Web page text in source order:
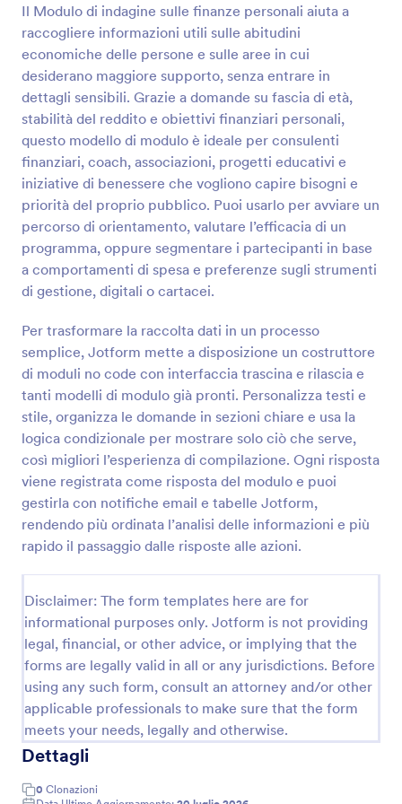
Il Modulo di indagine sulle finanze personali aiuta a
raccogliere informazioni utili sulle abitudini
economiche delle persone e sulle aree in cui
desiderano maggiore supporto, senza entrare in
dettagli sensibili. Grazie a domande su fascia di età,
stabilità del reddito e obiettivi finanziari personali,
questo modello di modulo è ideale per consulenti
finanziari, coach, associazioni, progetti educativi e
iniziative di benessere che vogliono capire bisogni e
priorità del proprio pubblico. Puoi usarlo per avviare un
percorso di orientamento, valutare l’efficacia di un
programma, oppure segmentare i partecipanti in base
a comportamenti di spesa e preferenze sugli strumenti
di gestione, digitali o cartacei.
Per trasformare la raccolta dati in un processo
semplice, Jotform mette a disposizione un costruttore
di moduli no code con interfaccia trascina e rilascia e
tanti modelli di modulo già pronti. Personalizza testi e
stile, organizza le domande in sezioni chiare e usa la
logica condizionale per mostrare solo ciò che serve,
così migliori l’esperienza di compilazione. Ogni risposta
viene registrata come risposta del modulo e puoi
gestirla con notifiche email e tabelle Jotform,
rendendo più ordinata l’analisi delle informazioni e più
rapido il passaggio dalle risposte alle azioni.
Disclaimer: The form templates here are for
informational purposes only. Jotform is not providing
legal, financial, or other advice, or implying that the
forms are legally valid in all or any jurisdictions. Before
using any such form, consult an attorney and/or other
applicable professionals to make sure that the form
meets your needs, legally and otherwise.
Dettagli
0 Clonazioni
Anteprima
Questionario Di Soddisfazione Del Cliente
Un questionario di soddisfazione del cliente è
utilizzato dalle aziende per scoprire cosa pensano i
clienti dei loro prodotti o servizi. Qualunque sia il
tipo di attività che gestisci, puoi raccogliere i dati
utili per migliorare la tua azienda con un
Questionario di Soddisfazione del Cliente online
gratuito! Dopo aver personalizzato il modello con le
tue domande e il tuo brand, puoi condividere il
modulo tramite link o incorporarlo nel tuo sito web
per iniziare subito a raccogliere risposte.Oltre a
modificare le domande del questionario, puoi anche
aggiungere facilmente il logo della tua azienda,
cambiare i caratteri e i colori, e collegare il modulo a
oltre 80 app, tra cui Google Drive, Dropbox e molte
altre. Puoi persino analizzare i risultati con Tabelle
Jotform o generare report automatici con il
feedback di cui hai bisogno per migliorare la tua
Go to Category:
Template Questionario
Usa Template
Anteprima